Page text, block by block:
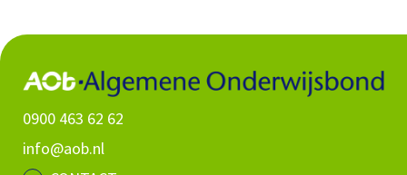
0900 463 62 62
info@aob.nl